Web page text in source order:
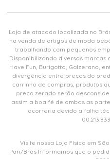
Loja de atacado localizada no
na venda de artigos de moda
trabalhando com pequenos
Disponibilizando diversas marcas
Have Fun, Burigotto, Galzerano,
divergência entre preços do
carrinho de compras, produtos
preço zerado serão
assim a boa fé de ambas as
ocorreria devido a falha
Visite nossa Loja Física em
Pari/Brás Informamos que o